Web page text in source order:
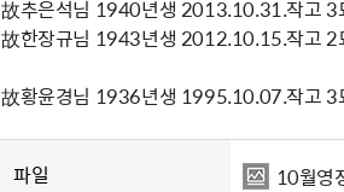
故추은석님 1940년생 2013.10.31.작고 3
故한장규님 1943년생 2012.10.15.작고 2
故황윤경님 1936년생 1995.10.07.작고 3
파일 10월영